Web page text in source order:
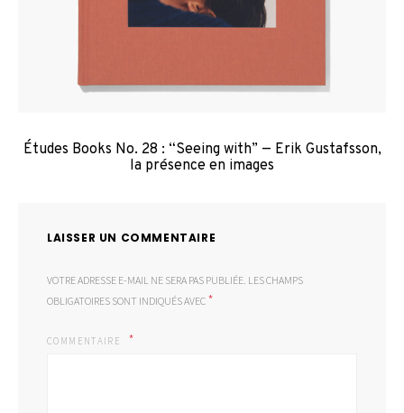
Études Books No. 28 : “Seeing with” — Erik Gustafsson,
la présence en images
LAISSER UN COMMENTAIRE
VOTRE ADRESSE E-MAIL NE SERA PAS PUBLIÉE. LES CHAMPS
OBLIGATOIRES SONT INDIQUÉS AVEC *
COMMENTAIRE